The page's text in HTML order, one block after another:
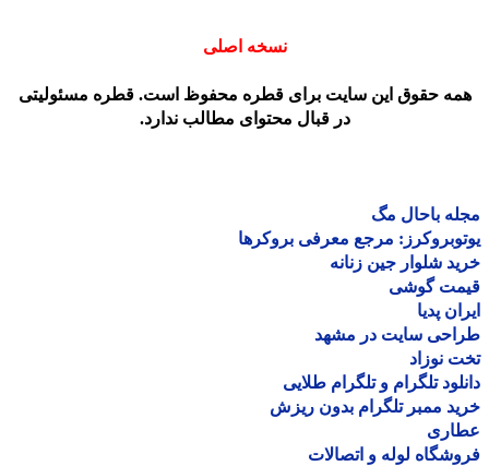
نسخه اصلی
حقوق این سایت برای قطره محفوظ است. قطره مسئولیتی
در قبال محتوای مطالب ندارد.
باحال مگ
مرجع معرفی بروکرها
شلوار جین زنانه
گوشی
پدیا
سایت در مشهد
نوزاد
تلگرام و تلگرام طلایی
ممبر تلگرام بدون ریزش
لوله و اتصالات